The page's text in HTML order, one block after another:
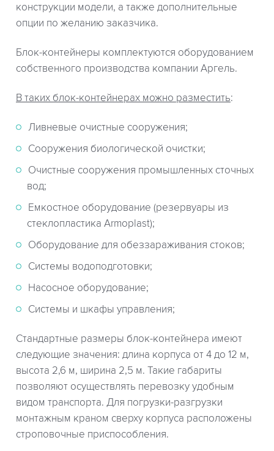
конструкции модели, а также дополнительные
опции по желанию заказчика.
Блок-контейнеры комплектуются оборудованием
собственного производства компании Аргель.
В таких блок-контейнерах можно разместить:
Ливневые очистные сооружения;
Сооружения биологической очистки;
Очистные сооружения промышленных сточных
вод;
Емкостное оборудование (резервуары из
стеклопластика Armoplast);
Оборудование для обеззараживания стоков;
Системы водоподготовки;
Насосное оборудование;
Системы и шкафы управления;
Стандартные размеры блок-контейнера имеют
следующие значения: длина корпуса от 4 до 12 м,
высота 2,6 м, ширина 2,5 м. Такие габариты
позволяют осуществлять перевозку удобным
видом транспорта. Для погрузки-разгрузки
монтажным краном сверху корпуса расположены
строповочные приспособления.